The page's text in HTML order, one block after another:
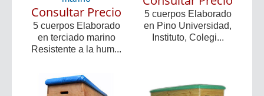
Consultar Precio
5 cuerpos Elaborado
en terciado marino
Resistente a la hum...
5 cuerpos Elaborado
en Pino Universidad,
Instituto, Colegi...